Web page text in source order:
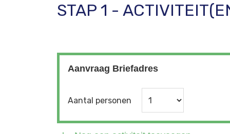
STAP 1 -
Aanvraag Briefadres
Aantal personen